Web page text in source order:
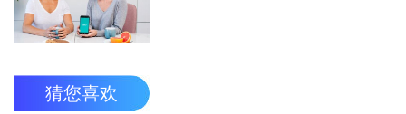
猜您喜欢